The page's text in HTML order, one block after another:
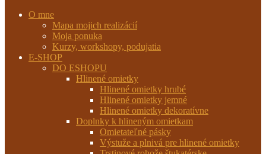
O mne
Mapa mojich realizácií
Moja ponuka
Kurzy, workshopy, podujatia
E-SHOP
DO ESHOPU
Hlinené omietky
Hlinené omietky hrubé
Hlinené omietky jemné
Hlinené omietky dekoratívne
Doplnky k hlineným omietkam
Omietateľné pásky
Výstuže a plnivá pre hlinené omietky